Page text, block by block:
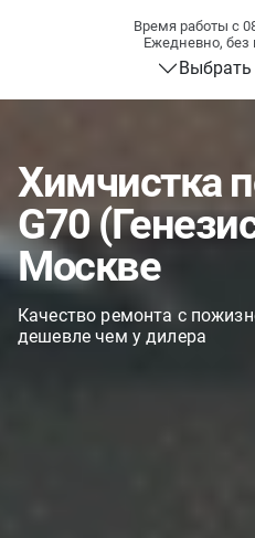
Время работы с
Ежедневно, без
Выбрать
Химчистка
G70
Москве
Качество ремонта с
дешевле чем у дилера